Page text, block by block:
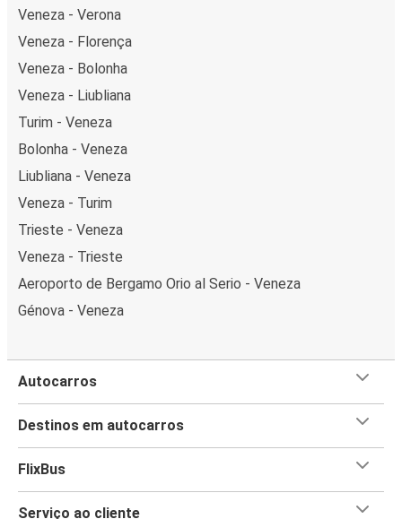
Veneza - Verona
Veneza - Florença
Veneza - Bolonha
Veneza - Liubliana
Turim - Veneza
Bolonha - Veneza
Liubliana - Veneza
Veneza - Turim
Trieste - Veneza
Veneza - Trieste
Aeroporto de Bergamo Orio al Serio - Veneza
Génova - Veneza
Autocarros
Destinos em autocarros
FlixBus
Serviço ao cliente